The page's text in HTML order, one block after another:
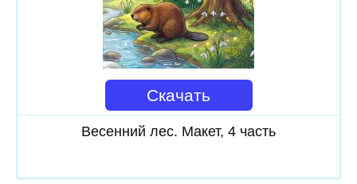
Скачать
Весенний лес. Макет, 4 часть